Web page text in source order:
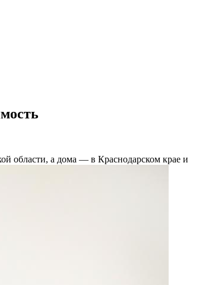
области, а дома — в Краснодарском крае и